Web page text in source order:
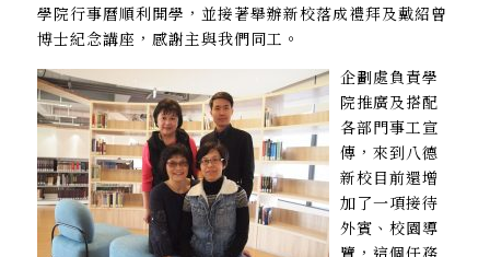
學院行事曆順利開學，並接著舉辦新校落成禮拜及戴紹曾
博士紀念講座，感謝主與我們同工。
企劃處負責學
院推廣及搭配
各部門事工宣
傳，來到八德
新校目前還增
加了一項接待
外賓、校園導
覽，這個任務